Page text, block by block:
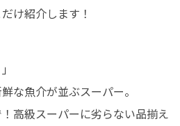
け紹介します！
な魚介が並ぶスーパー。
高級スーパーに劣らない品揃え